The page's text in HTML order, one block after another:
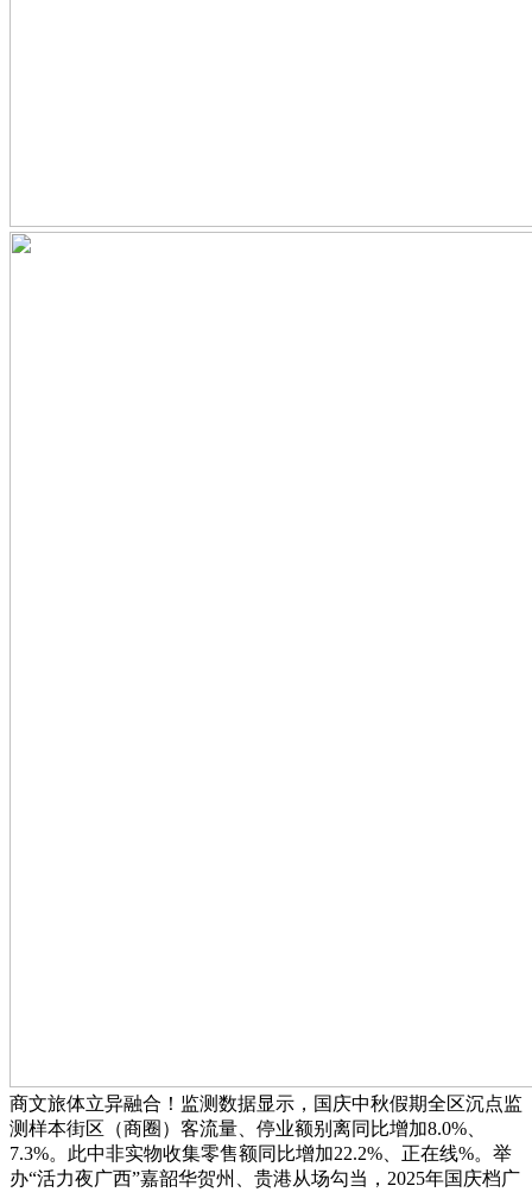
商文旅体立异融合！监测数据显示，国庆中秋假期全区沉点监
测样本街区（商圈）客流量、停业额别离同比增加8.0%、
7.3%。此中非实物收集零售额同比增加22.2%、正在线%。举
办“活力夜广西”嘉韶华贺州、贵港从场勾当，2025年国庆档广